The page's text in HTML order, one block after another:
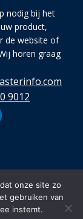
nodig bij het
product,
de website of
horen graag
9012
rechten
onze site zo
gebruiken van
instemt.